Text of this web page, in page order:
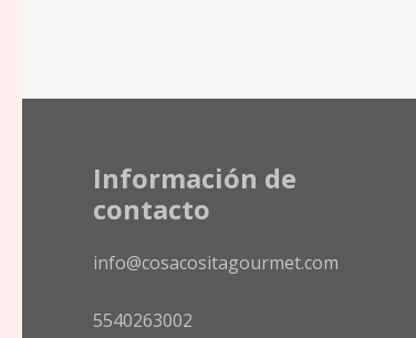
Información de
contacto
info@cosacositagourmet.com
5540263002